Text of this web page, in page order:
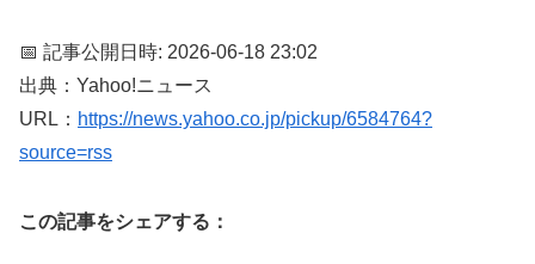
📅 記事公開日時: 2026-06-18 23:02
出典：Yahoo!ニュース
URL： https://news.yahoo.co.jp/pickup/6584764?
source=rss
この記事をシェアする：